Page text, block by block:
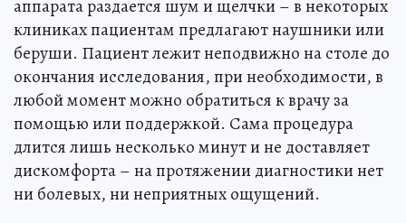
аппарата раздается шум и щелчки – в некоторых
клиниках пациентам предлагают наушники или
беруши. Пациент лежит неподвижно на столе до
окончания исследования, при необходимости, в
любой момент можно обратиться к врачу за
помощью или поддержкой. Сама процедура
длится лишь несколько минут и не доставляет
дискомфорта – на протяжении диагностики нет
ни болевых, ни неприятных ощущений.